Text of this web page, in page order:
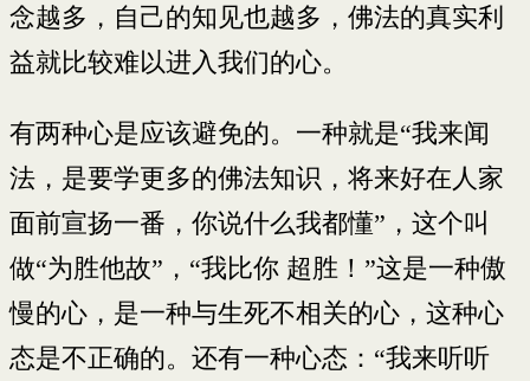
念越多，自己的知见也越多，佛法的真实利
益就比较难以进入我们的心。
有两种心是应该避免的。一种就是“我来闻
法，是要学更多的佛法知识，将来好在人家
面前宣扬一番，你说什么我都懂”，这个叫
做“为胜他故”，“我比你 超胜！”这是一种傲
慢的心，是一种与生死不相关的心，这种心
态是不正确的。还有一种心态：“我来听听